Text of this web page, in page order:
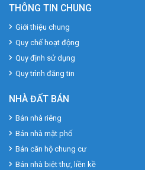
THÔNG TIN CHUNG
Giới thiệu chung
Quy chế hoạt động
Quy định sử dụng
Quy trình đăng tin
NHÀ ĐẤT BÁN
Bán nhà riêng
Bán nhà mặt phố
Bán căn hộ chung cư
Bán nhà biệt thự, liền kề